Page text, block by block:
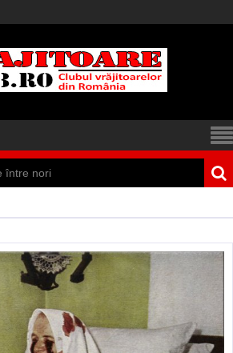
între nori
din